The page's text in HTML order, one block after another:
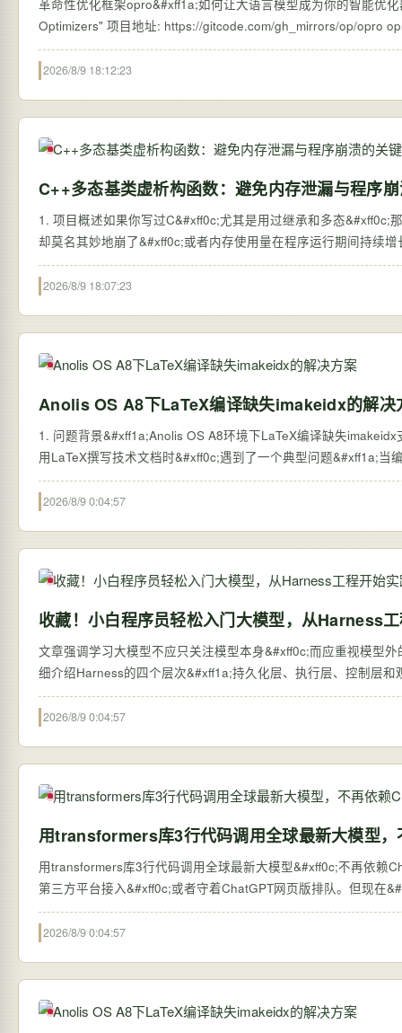
革命性优化框架opro&#xff1a;如何让大语言模型成为你的智能优
2026/8/9 18:12:23
C++多态基类虚析构函数：避免内存泄漏与程序
1. 项目概述如果你写过C&#xff0c;尤其是用过继承和多态
却莫名其妙地崩了&#xff0c;或者内存使用量在程序运行期间持续
2026/8/9 18:07:23
Anolis OS A8下LaTeX编译缺失imakeidx的解决
1. 问题背景&#xff1a;Anolis OS A8环境下LaTeX编译缺失
用LaTeX撰写技术文档时&#xff0c;遇到了一个典型问题&#xff1a;
2026/8/9 0:04:57
收藏！小白程序员轻松入门大模型，从Harness
文章强调学习大模型不应只关注模型本身&#xff0c;而应重视模型
细介绍Harness的四个层次&#xff1a;持久化层、执行层、控制层
2026/8/9 0:04:57
用transformers库3行代码调用全球最新大模型
用transformers库3行代码调用全球最新大模型&#xff0c;不再依赖ChatGPT网页版 过去&#xff0c;想体验全球最新的大语
第三方平台接入&#xff0c;或者守着ChatGPT网页版排队。但现在
2026/8/9 0:04:57